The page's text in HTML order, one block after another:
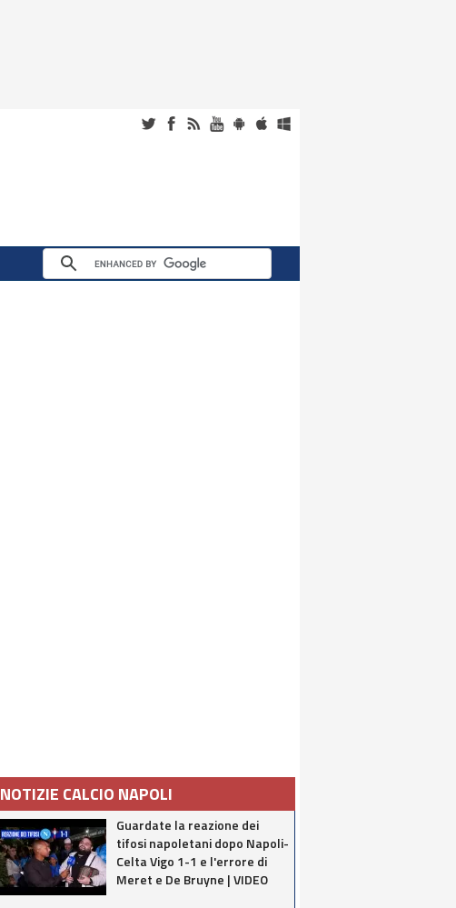
NOTIZIE CALCIO NAPOLI
Guardate la reazione dei
tifosi napoletani dopo Napoli-
Celta Vigo 1-1 e l'errore di
Meret e De Bruyne | VIDEO